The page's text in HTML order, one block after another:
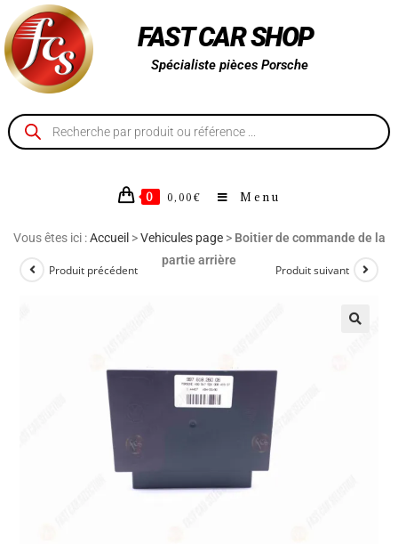
FAST CAR SHOP
Spécialiste pièces Porsche
0 0,00 € Menu
Vous êtes ici :Accueil >Vehicules page> Boitier de commande de la
partie arrière
Produit précédent Produit suivant